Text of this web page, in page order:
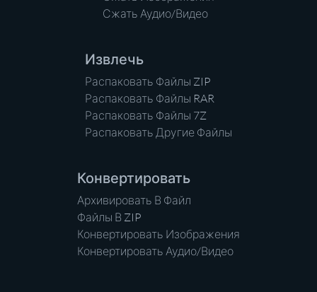
Сжать Аудио/Видео
Извлечь
Распаковать Файлы ZIP
Распаковать Файлы RAR
Распаковать Файлы 7Z
Распаковать Другие Файлы
Конвертировать
Архивировать В Файл
Файлы В ZIP
Конвертировать Изображения
Конвертировать Аудио/Видео